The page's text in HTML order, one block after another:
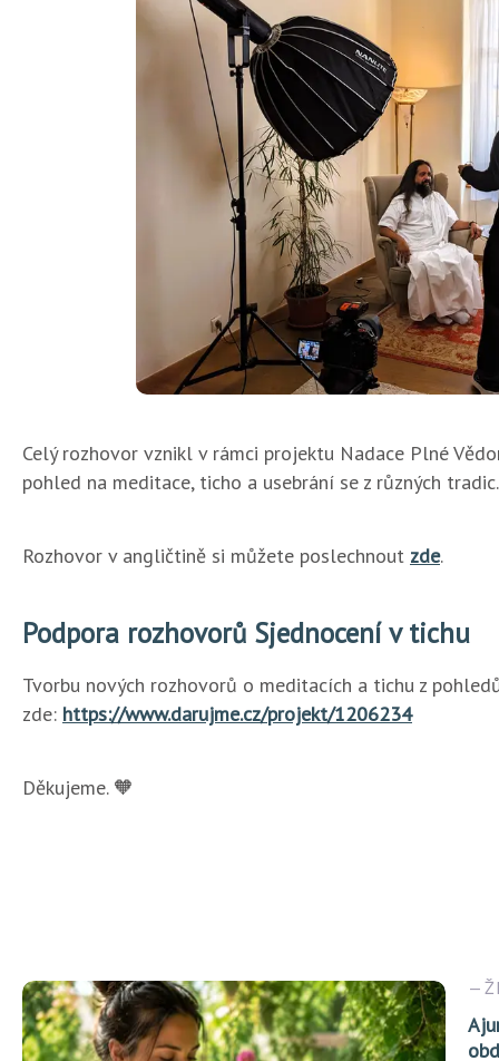
Celý rozhovor vznikl v rámci projektu Nadace Plné
pohled na meditace, ticho a usebrání se z různých tradic.
Rozhovor v angličtině si můžete poslechnout zde.
Podpora rozhovorů Sjednocení v tichu
Tvorbu nových rozhovorů o meditacích a tichu z
zde: https://www.darujme.cz/projekt/1206234
Děkujeme. 🧡